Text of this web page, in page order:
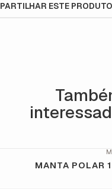
PARTILHAR ESTE PRODUTO
MANTA